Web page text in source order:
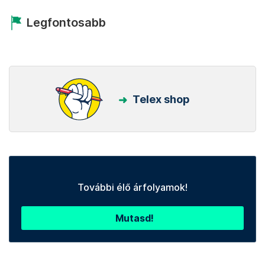
Legfontosabb
Telex shop
További élő árfolyamok!
Mutasd!